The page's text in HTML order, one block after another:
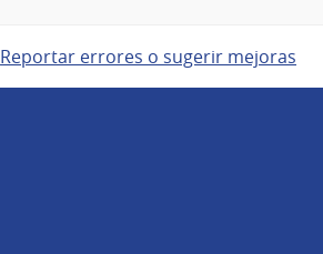
Reportar errores o sugerir mejoras